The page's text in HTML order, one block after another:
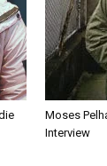
Moses
Interview